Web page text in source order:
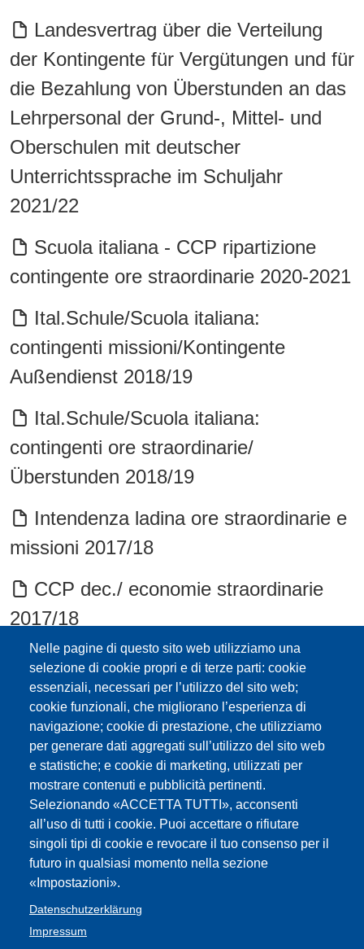
Nelle pagine di questo sito web utilizziamo una
selezione di cookie propri e di terze parti: cookie
essenziali, necessari per l’utilizzo del sito web;
cookie funzionali, che migliorano l’esperienza di
navigazione; cookie di prestazione, che utilizziamo
per generare dati aggregati sull’utilizzo del sito web
e statistiche; e cookie di marketing, utilizzati per
mostrare contenuti e pubblicità pertinenti.
Selezionando «ACCETTA TUTTI», acconsenti
all’uso di tutti i cookie. Puoi accettare o rifiutare
singoli tipi di cookie e revocare il tuo consenso per il
futuro in qualsiasi momento nella sezione
«Impostazioni».
Datenschutzerklärung
Impressum
Landesvertrag über die Verteilung
der Kontingente für Vergütungen und für
die Bezahlung von Überstunden an das
Lehrpersonal der Grund-, Mittel- und
Oberschulen mit deutscher
Unterrichtssprache im Schuljahr
2021/22
Scuola italiana - CCP ripartizione
contingente ore straordinarie 2020-2021
Ital.Schule/Scuola italiana:
contingenti missioni/Kontingente
Außendienst 2018/19
Ital.Schule/Scuola italiana:
contingenti ore straordinarie/
Überstunden 2018/19
Intendenza ladina ore straordinarie e
missioni 2017/18
CCP dec./ economie straordinarie
2017/18
2017/18 Delibera contingenti ore
straordinarie Beschluss Kontingente
Überstunden
contratto straordinari 2016/17
Intendenza Ladina - 2016/17
Contratto Vertrag Überstunden-
straordinari etc.
Delibera ore straordinarie 2015/16
Delibera ore straordinarie 2014/15